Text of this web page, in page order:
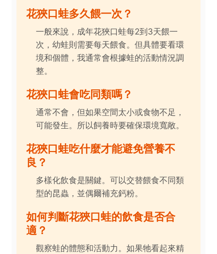
花狹口蛙多久餵一次？
一般來說，成年花狹口蛙每2到3天餵一
次，幼蛙則需要每天餵食。但具體要看環
境和個體，我通常會根據蛙的活動情況調
整。
花狹口蛙會吃同類嗎？
通常不會，但如果空間太小或食物不足，
可能發生。所以飼養時要確保環境寬敞。
花狹口蛙吃什麼才能避免營養不
良？
多樣化飲食是關鍵。可以交替餵食不同類
型的昆蟲，並偶爾補充鈣粉。
如何判斷花狹口蛙的飲食是否合
適？
觀察蛙的體態和活動力。如果牠看起來精